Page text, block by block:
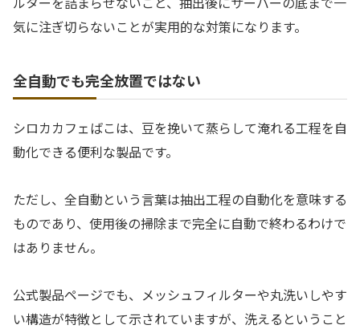
気に注ぎ切らないことが実用的な対策になります。
全自動でも完全放置ではない
シロカカフェばこは、豆を挽いて蒸らして淹れる工程を自
動化できる便利な製品です。
ただし、全自動という言葉は抽出工程の自動化を意味する
ものであり、使用後の掃除まで完全に自動で終わるわけで
はありません。
公式製品ページでも、メッシュフィルターや丸洗いしやす
い構造が特徴として示されていますが、洗えるということ